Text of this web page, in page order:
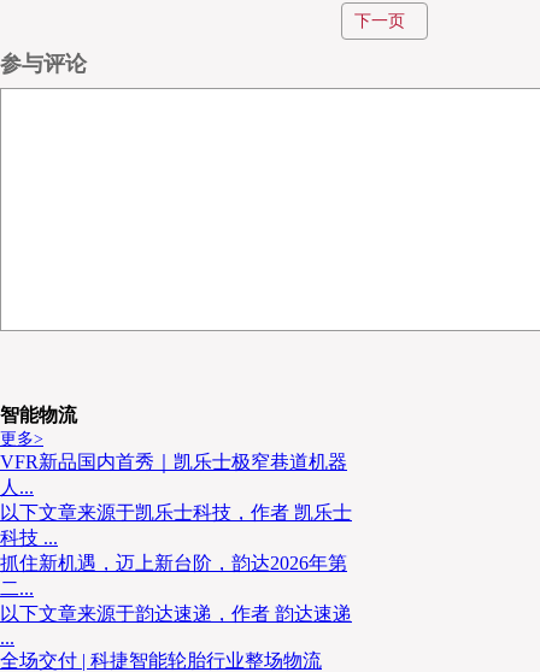
下一页
参与评论
智能物流
更多>
VFR新品国内首秀｜凯乐士极窄巷道机器
人...
以下文章来源于凯乐士科技，作者 凯乐士
科技 ...
抓住新机遇，迈上新台阶，韵达2026年第
二...
以下文章来源于韵达速递，作者 韵达速递
...
全场交付 | 科捷智能轮胎行业整场物流